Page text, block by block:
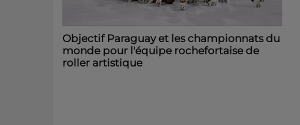
Objectif Paraguay et les championnats du
monde pour l'équipe rochefortaise de
roller artistique